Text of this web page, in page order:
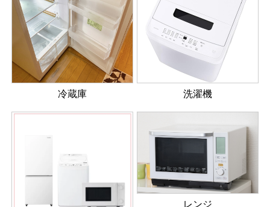
冷蔵庫 洗濯機
レンジ